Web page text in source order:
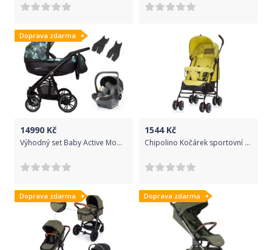
Doprava zdarma
14990 Kč
Výhodný set Baby Active Mommy Summer + autosedačka Zopa X1
1544Kč
Chipolino Kočárek sportovní Miley Avocado
Doprava zdarma Doprava zdarma